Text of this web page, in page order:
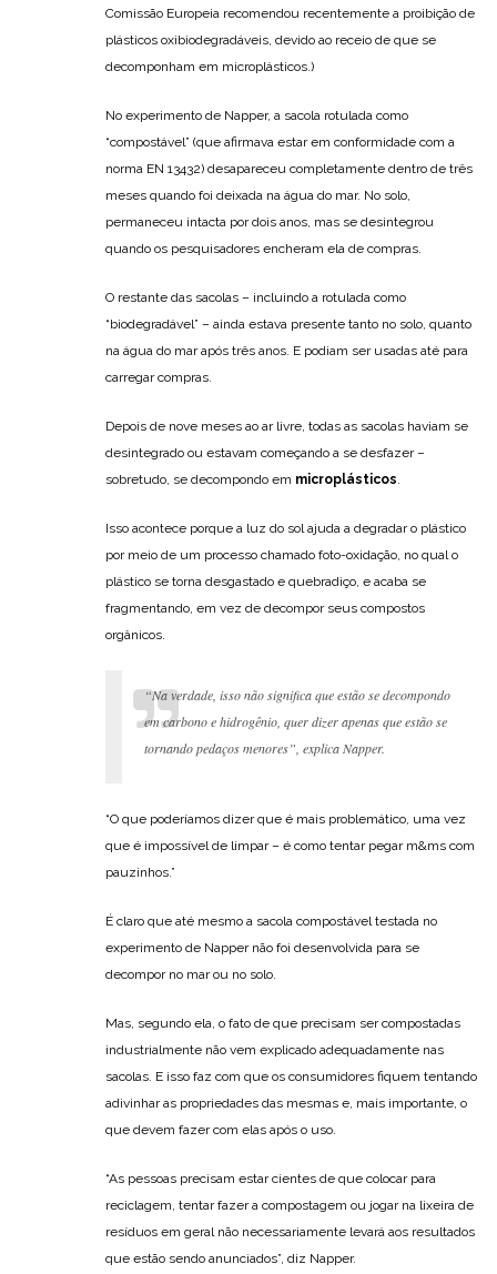
Comissão Europeia recomendou recentemente a proibição de
plásticos oxibiodegradáveis, devido ao receio de que se
decomponham em microplásticos.)
No experimento de Napper, a sacola rotulada como
“compostável” (que afirmava estar em conformidade com a
norma EN 13432) desapareceu completamente dentro de três
meses quando foi deixada na água do mar. No solo,
permaneceu intacta por dois anos, mas se desintegrou
quando os pesquisadores encheram ela de compras.
O restante das sacolas – incluindo a rotulada como
“biodegradável” – ainda estava presente tanto no solo, quanto
na água do mar após três anos. E podiam ser usadas até para
carregar compras.
Depois de nove meses ao ar livre, todas as sacolas haviam se
desintegrado ou estavam começando a se desfazer –
sobretudo, se decompondo em microplásticos.
Isso acontece porque a luz do sol ajuda a degradar o plástico
por meio de um processo chamado foto-oxidação, no qual o
plástico se torna desgastado e quebradiço, e acaba se
fragmentando, em vez de decompor seus compostos
orgânicos.
“Na verdade, isso não significa que estão se decompondo
em carbono e hidrogênio, quer dizer apenas que estão se
tornando pedaços menores”, explica Napper.
“O que poderíamos dizer que é mais problemático, uma vez
que é impossível de limpar – é como tentar pegar m&ms com
pauzinhos.”
É claro que até mesmo a sacola compostável testada no
experimento de Napper não foi desenvolvida para se
decompor no mar ou no solo.
Mas, segundo ela, o fato de que precisam ser compostadas
industrialmente não vem explicado adequadamente nas
sacolas. E isso faz com que os consumidores fiquem tentando
adivinhar as propriedades das mesmas e, mais importante, o
que devem fazer com elas após o uso.
“As pessoas precisam estar cientes de que colocar para
reciclagem, tentar fazer a compostagem ou jogar na lixeira de
resíduos em geral não necessariamente levará aos resultados
que estão sendo anunciados”, diz Napper.